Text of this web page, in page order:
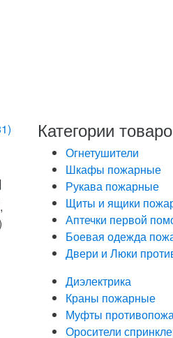
Категории
Огнетушители
Шкафы пожарные
Рукава пожарные
Щиты и ящики
Аптечки первой
Боевая одежда
Двери и Люки
Диэлектрика
Краны пожарные
Муфты
Оросители